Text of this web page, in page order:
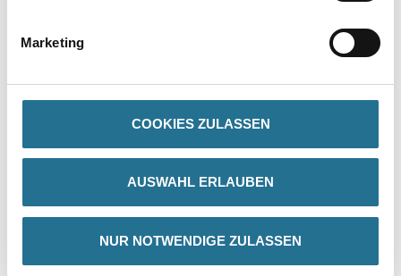
Marketing
COOKIES ZULASSEN
AUSWAHL ERLAUBEN
NUR NOTWENDIGE ZULASSEN
ZUSATZINFOS
GEFAHRENHINWEISE